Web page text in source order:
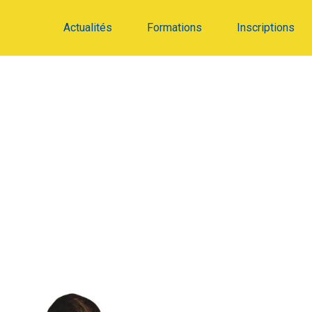
Actualités Formations Inscriptions